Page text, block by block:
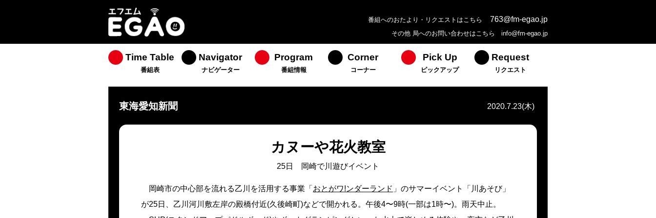
番組へのおたより・リクエストはこちら 763@fm-egao.jp
その他 局へのお問い合わせはこちら info@fm-egao.jp
Time Table
番組表
Navigator
ナビゲーター
Program
番組情報
Corner
コーナー
Pick Up
ピックアップ
Request
リクエスト
東海愛知新聞 2020.7.23(木)
カヌーや花火教室
25日 岡崎で川遊びイベント
岡崎市の中心部を流れる乙川を活用する事業「 おとがワ!ンダーランド 」のサマーイベント「川あそび」
が25日、乙川河川敷左岸の殿橋付近(久後崎町)などで開かれる。午後4〜9時(一部は1時〜)。雨天中止。